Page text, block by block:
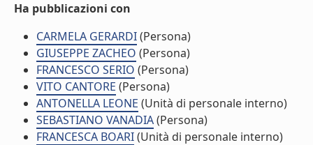
Ha pubblicazioni con
CARMELA GERARDI(Persona)
GIUSEPPE ZACHEO (Persona)
FRANCESCO SERIO (Persona)
VITO CANTORE (Persona)
ANTONELLA LEONE (Unità di personale interno)
SEBASTIANO VANADIA(Persona)
FRANCESCA BOARI(Unità di personale interno)